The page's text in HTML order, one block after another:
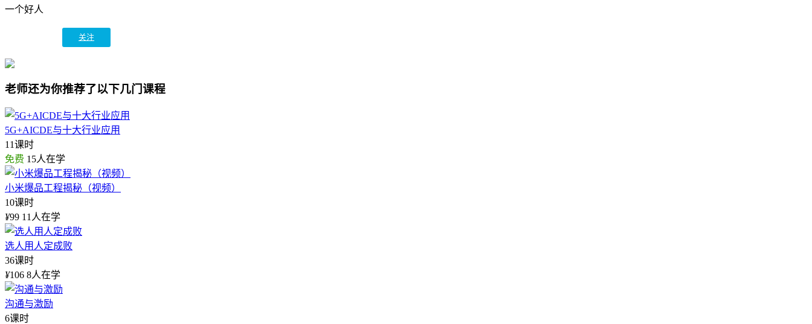
一个好人
关注
老师还为你推荐了以下几门课程
5G+AICDE与十大行业应用
11课时
免费 15人在学
小米爆品工程揭秘（视频）
10课时
¥99 11人在学
选人用人定成败
36课时
¥106 8人在学
沟通与激励
6课时